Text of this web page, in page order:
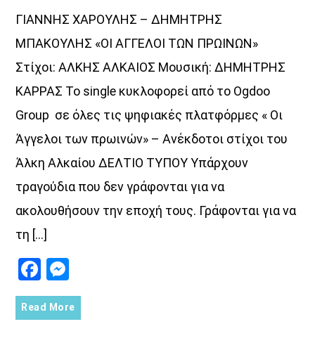
ΓΙΑΝΝΗΣ ΧΑΡΟΥΛΗΣ – ΔΗΜΗΤΡΗΣ
ΜΠΑΚΟΥΛΗΣ «ΟΙ ΑΓΓΕΛΟΙ ΤΩΝ ΠΡΩΙΝΩΝ»
Στίχοι: ΑΛΚΗΣ ΑΛΚΑΙΟΣ Μουσική: ΔΗΜΗΤΡΗΣ
ΚΑΡΡΑΣ Το single κυκλοφορεί από το Ogdoo
Group σε όλες τις ψηφιακές πλατφόρμες « Οι
Άγγελοι των πρωινών» – Ανέκδοτοι στίχοι του
Άλκη Αλκαίου ΔΕΛΤΙΟ ΤΥΠΟΥ Υπάρχουν
τραγούδια που δεν γράφονται για να
ακολουθήσουν την εποχή τους. Γράφονται για να
τη […]
Facebook
Read More